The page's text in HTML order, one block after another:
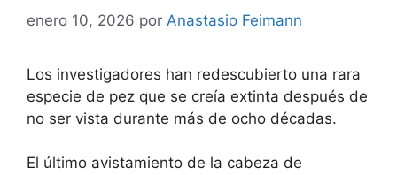
enero 10, 2026 por Anastasio Feimann
Los investigadores han redescubierto una rara
especie de pez que se creía extinta después de
no ser vista durante más de ocho décadas.
El último avistamiento de la cabeza de